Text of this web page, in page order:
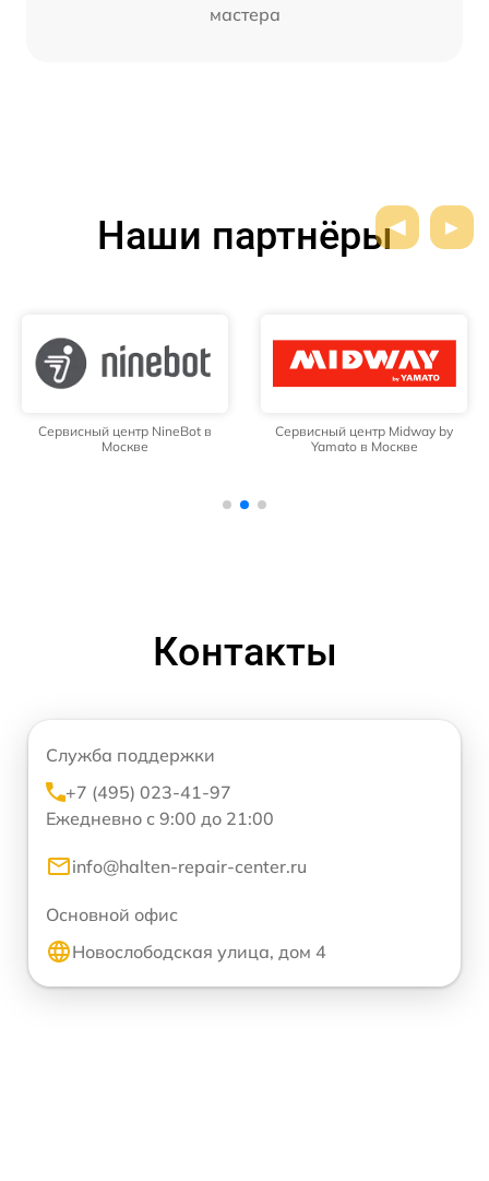
мастера
Наши партнёры
Сервисный центр NineBot в
Москве
Сервисный центр Midway by
Yamato в Москве
Контакты
Служба поддержки
+7 (495) 023-41-97
Ежедневно с 9:00 до 21:00
info@halten-repair-center.ru
Основной офис
Новослободская улица, дом 4